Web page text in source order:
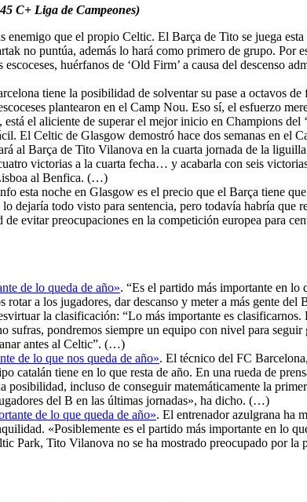
C+ Liga de Campeones)
enemigo que el propio Celtic. El Barça de Tito se juega
no puntúa, además lo hará como primero de grupo.
huérfanos de ‘Old Firm’ a causa del descenso
tiene la posibilidad de solventar su pase a octavos
plantearon en el Camp Nou. Eso sí, el esfuerzo
está el aliciente de superar el mejor inicio en Champions
El Celtic de Glasgow demostró hace dos semanas en el
al Barça de Tito Vilanova en la cuarta jornada de la
victorias a la cuarta fecha… y acabarla con seis
al Benfica. (…)
esta noche en Glasgow es el precio que el Barça tiene
dejaría todo visto para sentencia, pero todavía habría
evitar preocupaciones en la competición europea para
de lo queda de año». “Es el partido más importante en lo
a los jugadores, dar descanso y meter a más gente
la clasificación: “Lo más importante es
sufras, pondremos siempre un equipo con nivel para
antes al Celtic”. (…)
de lo que nos queda de año». El técnico del FC
catalán tiene en lo que resta de año. En una rueda de
incluso de conseguir matemáticamente la
del B en las últimas jornadas», ha dicho. (…)
de lo que queda de año». El entrenador azulgrana ha
«Posiblemente es el partido más importante en lo
Park, Tito Vilanova no se ha mostrado preocupado por